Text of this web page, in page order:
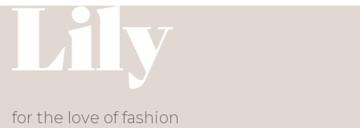
for the love of fashion